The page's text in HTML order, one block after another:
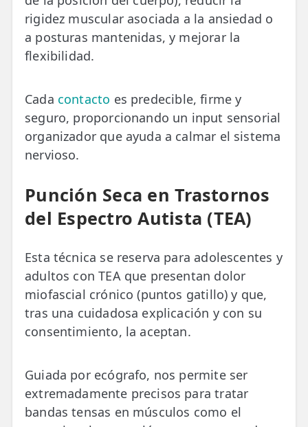
rigidez muscular asociada a la ansiedad o
a posturas mantenidas, y mejorar la
flexibilidad.
Cada contacto es predecible, firme y
seguro, proporcionando un input sensorial
organizador que ayuda a calmar el sistema
nervioso.
Punción Seca en Trastornos
del Espectro Autista (TEA)
Esta técnica se reserva para adolescentes y
adultos con TEA que presentan dolor
miofascial crónico (puntos gatillo) y que,
tras una cuidadosa explicación y con su
consentimiento, la aceptan.
Guiada por ecógrafo, nos permite ser
extremadamente precisos para tratar
bandas tensas en músculos como el